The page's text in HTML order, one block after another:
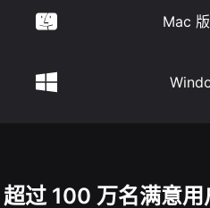
Mac
超过 100 万名满意